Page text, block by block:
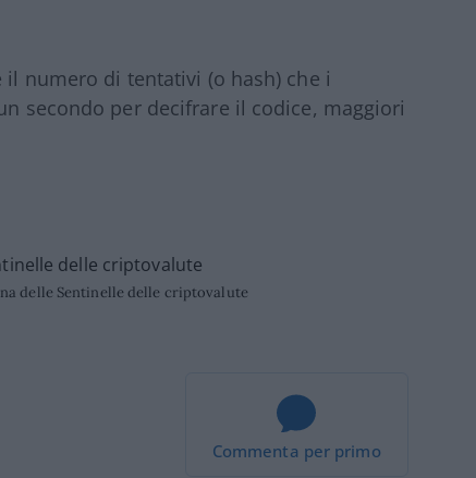
il numero di tentativi (o hash) che i
secondo per decifrare il codice, maggiori
delle Sentinelle delle criptovalute
Commenta per primo